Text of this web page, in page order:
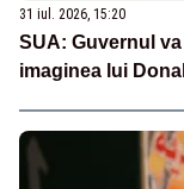
31 iul. 2026, 15:20
SUA: Guvernul
imaginea lui